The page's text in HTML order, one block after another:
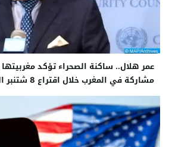
عمر هلال.. ساكنة الصحراء تؤكد
مشاركة في المغرب خلال اقتراع 8 شتنبر الثلاثي